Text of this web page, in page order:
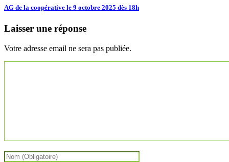
AG de la coopérative le 9 octobre 2025 dès 18h
Laisser une réponse
Votre adresse email ne sera pas publiée.